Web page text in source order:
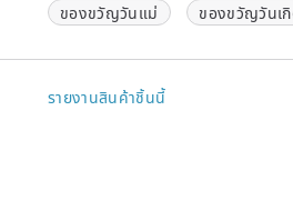
ของขวัญวันแม่
ของขวัญวันเ
รายงานสินค้าชิ้นนี้